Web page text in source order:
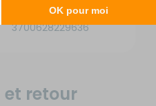
3700628229636
et retour